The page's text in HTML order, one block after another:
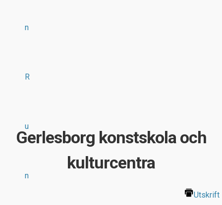
n
R
u
n
Gerlesborg konstskola och
kulturcentra
Utskrift